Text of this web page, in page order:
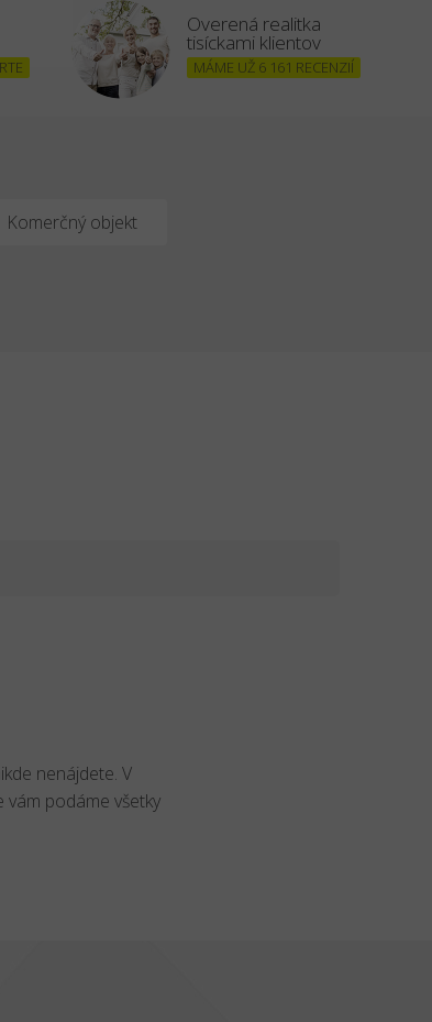
Overená realitka
tisíckami klientov
MÁME UŽ 6 161 RECENZIÍ
Komerčný objekt
nenájdete. V
podáme všetky